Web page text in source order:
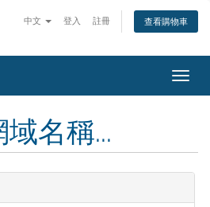
中文 登入 註冊 查看購物車
切
換
名稱...